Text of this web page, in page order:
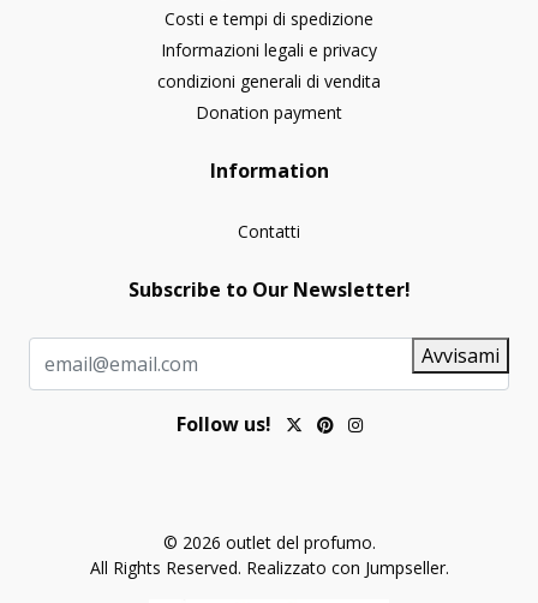
Costi e tempi di spedizione
Informazioni legali e privacy
condizioni generali di vendita
Donation payment
Information
Contatti
Subscribe to Our Newsletter!
Avvisami
Follow us!
© 2026 outlet del profumo.
All Rights Reserved. Realizzato con Jumpseller.